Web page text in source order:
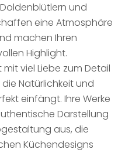
und
eine Atmosphäre
machen Ihren
Highlight.
mit viel Liebe zum Detail
Natürlichkeit und
einfängt. Ihre Werke
Darstellung
aus, die
Küchendesigns